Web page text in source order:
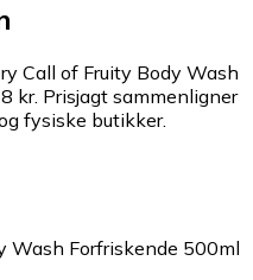
Call of Fruity Body Wash
kr. Prisjagt sammenligner
fysiske butikker.
Wash Forfriskende 500ml